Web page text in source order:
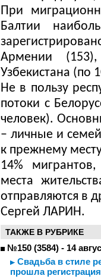
При
Балтии
Армении
Узбекистана (по
Не в пользу
потоки с
человек).
– личные и
к прежнему
14%
места
отправляются в
Сергей ЛАРИН.
ТАКЖЕ В РУБРИКЕ
№150 (3584) - 14
Свадьба в стиле
прошла